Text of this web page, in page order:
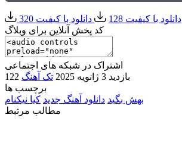
دانلود با کیفیت 128
دانلود با کیفیت 320
کد پخش آنلاین برای وبلاگ
اشتراک در شبکه های اجتماعی
122 بازدید 3 ژانویه 2025
تک آهنگ
برچسب ها
بهش بگید دانلود آهنگ جدید کیا نیکنام
مطالب مرتبط